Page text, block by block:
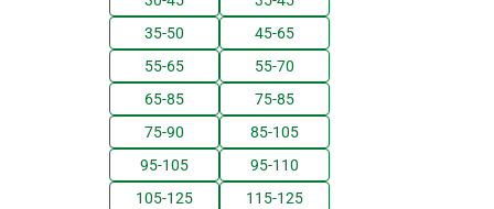
35-50
45-65
55-65
55-70
65-85
75-85
75-90
85-105
95-105
95-110
105-125
115-125